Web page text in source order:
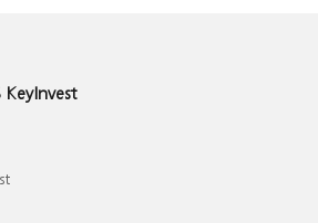
KeyInvest